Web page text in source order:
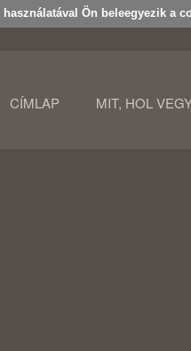
Ön beleegyezik a
CÍMLAP MIT, HOL